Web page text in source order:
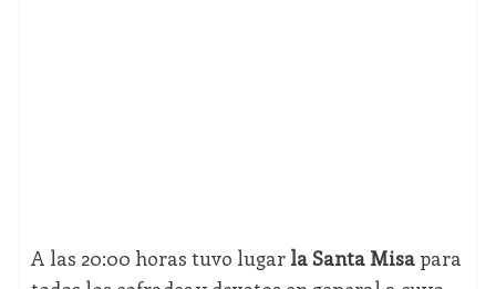
A las 20:00 horas tuvo lugar la Santa Misapara